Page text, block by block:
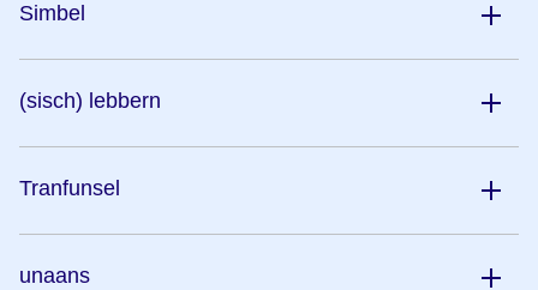
Simbel
(sisch) lebbern
Tranfunsel
unaans